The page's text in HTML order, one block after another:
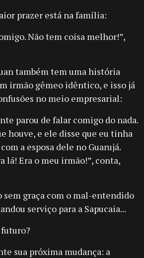
prazer está na família:
Não tem coisa melhor!”,
também tem uma história
irmão gêmeo idêntico, e isso já
no meio empresarial:
parou de falar comigo do nada.
houve, e ele disse que eu tinha
a esposa dele no Guarujá.
lá! Era o meu irmão!”, conta,
graça com o mal-entendido
serviço para a Sapucaia...
futuro?
sua próxima mudança: a